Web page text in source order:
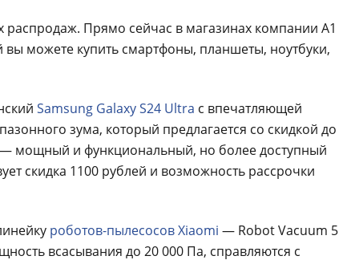
Прямо сейчас в магазинах компании А1
вы можете купить смартфоны, планшеты, ноутбуки,
Samsung Galaxy S24 Ultra с впечатляющей
зума, который предлагается со скидкой до
мощный и функциональный, но более доступный
скидка 1100 рублей и возможность рассрочки
роботов-пылесосов Xiaomi — Robot Vacuum 5
всасывания до 20 000 Па, справляются с